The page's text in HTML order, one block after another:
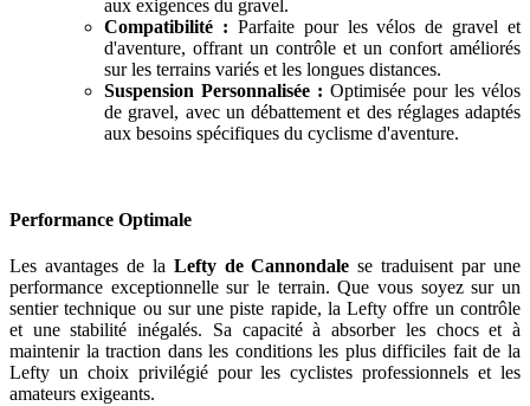
aux exigences du gravel.
Compatibilité : Parfaite pour les vélos de gravel et
d'aventure, offrant un contrôle et un confort améliorés
sur les terrains variés et les longues distances.
Suspension Personnalisée : Optimisée pour les vélos
de gravel, avec un débattement et des réglages adaptés
aux besoins spécifiques du cyclisme d'aventure.
Performance Optimale
Les avantages de la Lefty de Cannondale se traduisent par une
performance exceptionnelle sur le terrain. Que vous soyez sur un
sentier technique ou sur une piste rapide, la Lefty offre un contrôle
et une stabilité inégalés. Sa capacité à absorber les chocs et à
maintenir la traction dans les conditions les plus difficiles fait de la
Lefty un choix privilégié pour les cyclistes professionnels et les
amateurs exigeants.